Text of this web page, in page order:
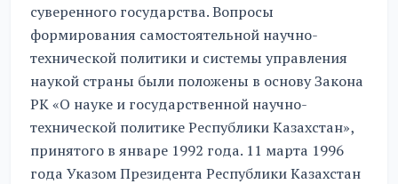
суверенного государства. Вопросы
формирования самостоятельной научно-
технической политики и системы управления
наукой страны были положены в основу Закона
РК «О науке и государственной научно-
технической политике Республики Казахстан»,
принятого в январе 1992 года. 11 марта 1996
года Указом Президента Республики Казахстан